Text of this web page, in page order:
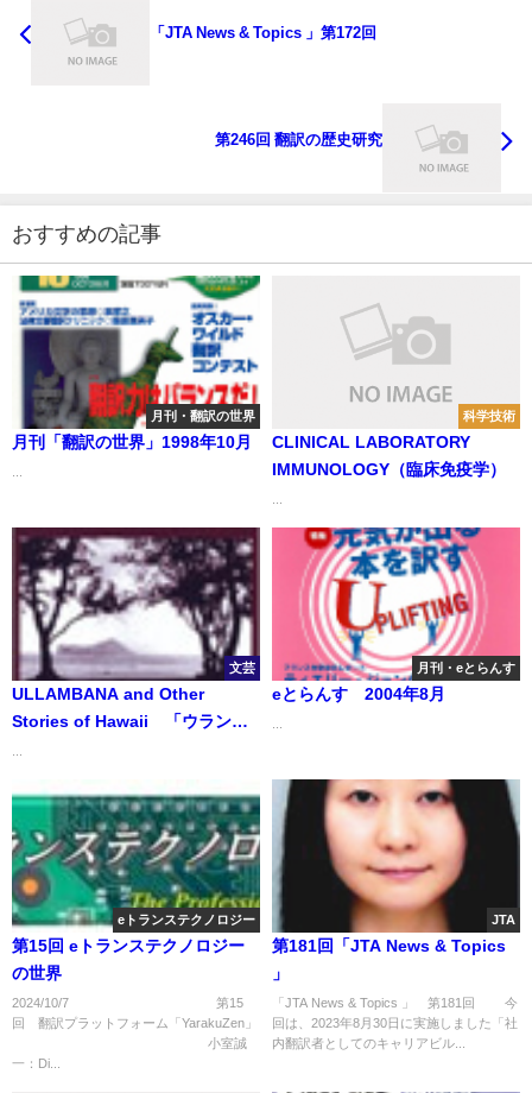
「JTA News & Topics 」第172回
第246回 翻訳の歴史研究
おすすめの記事
月刊・翻訳の世界
月刊「翻訳の世界」1998年10月
科学技術
CLINICAL LABORATORY
IMMUNOLOGY（臨床免疫学）
文芸
ULLAMBANA and Other
Stories of Hawaii 「ウランバ
月刊・eとらんす
eとらんす 2004年8月
eトランステクノロジー
第15回 eトランステクノロジー
の世界
2024/10/7 第15
回 翻訳プラットフォーム「YarakuZen」
小室誠
一：Di...
JTA
第181回「JTA News & Topics
」
「JTA News & Topics 」 第181回 今
回は、2023年8月30日に実施しました「社
内翻訳者としてのキャリアビル...